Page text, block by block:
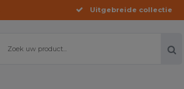
Uitgebreide collectie